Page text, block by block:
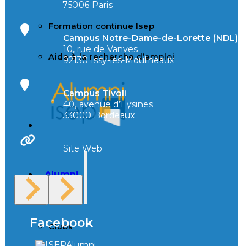
Formation continue Isep
Aide à la recherche d’emploi
Alumni
Clubs
75006 Paris
Campus Notre-Dame-de-Lorette (NDL)
10, rue de Vanves
92130 Issy-les-Moulineaux
Campus Tivoli
40, avenue d’Eysines
33000 Bordeaux
Site Web
Facebook